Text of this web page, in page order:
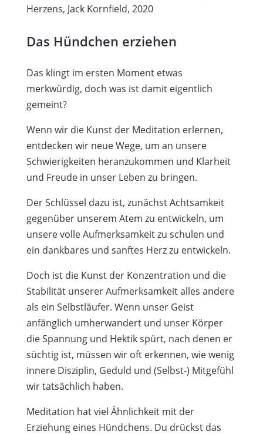
Herzens, Jack Kornfield, 2020
Das Hündchen erziehen
Das klingt im ersten Moment etwas
merkwürdig, doch was ist damit eigentlich
gemeint?
Wenn wir die Kunst der Meditation erlernen,
entdecken wir neue Wege, um an unsere
Schwierigkeiten heranzukommen und Klarheit
und Freude in unser Leben zu bringen.
Der Schlüssel dazu ist, zunächst Achtsamkeit
gegenüber unserem Atem zu entwickeln, um
unsere volle Aufmerksamkeit zu schulen und
ein dankbares und sanftes Herz zu entwickeln.
Doch ist die Kunst der Konzentration und die
Stabilität unserer Aufmerksamkeit alles andere
als ein Selbstläufer. Wenn unser Geist
anfänglich umherwandert und unser Körper
die Spannung und Hektik spürt, nach denen er
süchtig ist, müssen wir oft erkennen, wie wenig
innere Disziplin, Geduld und (Selbst-) Mitgefühl
wir tatsächlich haben.
Meditation hat viel Ähnlichkeit mit der
Erziehung eines Hündchens. Du drückst das